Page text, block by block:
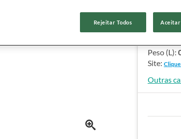
Potássio
Peso (L):
Site:
Outras
Rejeitar Todos Aceitar